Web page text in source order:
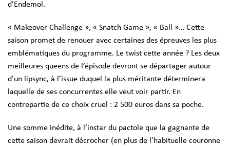
d’Endemol.
« Makeover Challenge », « Snatch Game », « Ball »… Cette
saison promet de renouer avec certaines des épreuves les plus
emblématiques du programme. Le twist cette année ? Les deux
meilleures queens de l’épisode devront se départager autour
d’un lipsync, à l’issue duquel la plus méritante déterminera
laquelle de ses concurrentes elle veut voir partir. En
contrepartie de ce choix cruel : 2 500 euros dans sa poche.
Une somme inédite, à l’instar du pactole que la gagnante de
cette saison devrait décrocher (en plus de l’habituelle couronne